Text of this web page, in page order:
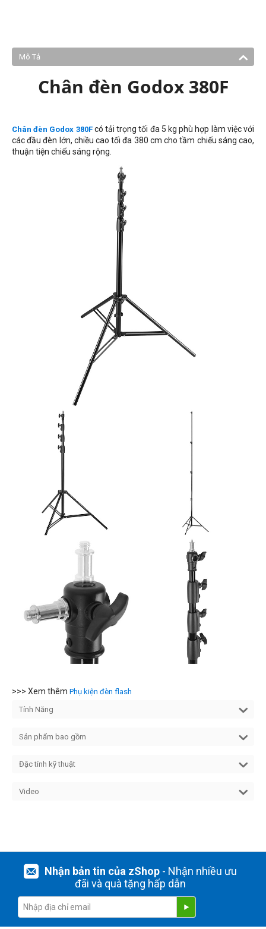
Mô Tả
Chân đèn Godox 380F
Chân đèn Godox 380Fcó tải trọng tối đa 5 kg phù hợp làm việc với
các đầu đèn lớn, chiều cao tối đa 380 cm cho tầm chiếu sáng cao,
thuận tiện chiếu sáng rộng.
>>> Xem thêm Phụ kiện đèn flash
Tính Năng
Sản phẩm bao gồm
Đặc tính kỹ thuật
Video
Nhận bản tin của zShop- Nhận nhiều ưu
đãi và quà tặng hấp dẫn